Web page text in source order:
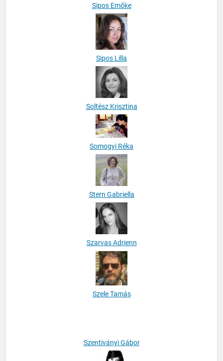
Sipos Emőke
Sipos Lilla
Soltész Krisztina
Somogyi Réka
Stern Gabriella
Szarvas Adrienn
Szele Tamás